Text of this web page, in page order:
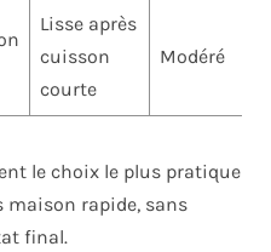
Lisse après
cuisson
courte
Modéré
le choix le plus pratique
maison rapide, sans
final.